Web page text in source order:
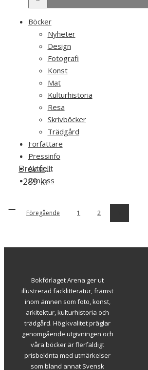
Böcker
Nyheter
Design
Fotografi
Konst
Mat
Kulturhistoria
Resa
Skrivböcker
Trädgård
Författare
Pressinfo
Aktuellt
Om oss
Brev från min trädgård
289kr
Föregående 1 2
Bokförlaget Arena ger ut
illustrerad facklitteratur, främst
inom ämnen som foto, konst,
arkitektur, kulturhistoria och
trädgård. Hög kvalitet präglar
genomgående utgivningen och
våra böcker är flerfaldigt
prisbelönta med utmärkelser
som bland annat Svensk